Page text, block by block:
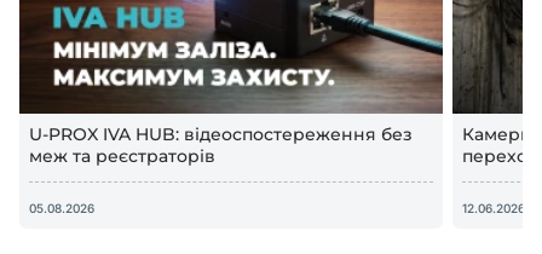
U-PROX IVA HUB: відеоспостереження без
меж та реєстраторів
05.08.2026
Камери
12.06.2026